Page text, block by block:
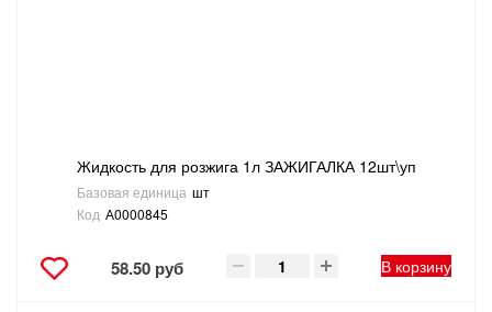
Жидкость для розжига 1л ЗАЖИГАЛКА 12шт\уп
Базовая единица шт
Код А0000845
58.50 руб В корзину